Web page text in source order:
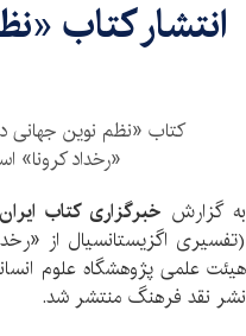
انتشار کتاب
کتاب «نظم نوین جهانی
«رخداد
به گزارش خبرگزاری کتاب
(تفسیری اگزیستانسیال از
نشر نقد فرهنگ منتشر شد.